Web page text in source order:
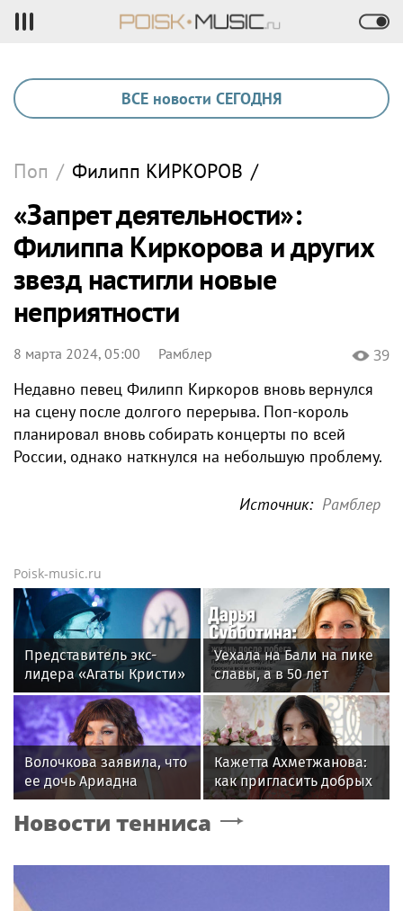
ВСЕ новости СЕГОДНЯ
Поп / Филипп КИРКОРОВ /
«Запрет деятельности»:
Филиппа Киркорова и других
звезд настигли новые
неприятности
8 марта 2024, 05:00 Рамблер 39
Недавно певец Филипп Киркоров вновь вернулся
на сцену после долгого перерыва. Поп-король
планировал вновь собирать концерты по всей
России, однако наткнулся на небольшую проблему.
Источник: Рамблер
Poisk-music.ru
Представитель экс-
лидера «Агаты Кристи»
Глеба Самойлова
заявила о травле
артиста
Уехала на Бали на пике
славы, а в 50 лет
выпустила книгу и
осталась одна: как
сложилась жизнь
ведущей «Муз-ТВ»
Дарьи Субботиной
Волочкова заявила, что
ее дочь Ариадна
«совершила глупость»,
взяв фамилию мужа
Кажетта Ахметжанова:
как пригласить добрых
духов в новый дом
Новости тенниса